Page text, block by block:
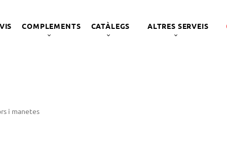
COMPLEMENTS CATÀLEGS ALTRES SERVEIS
i manetes